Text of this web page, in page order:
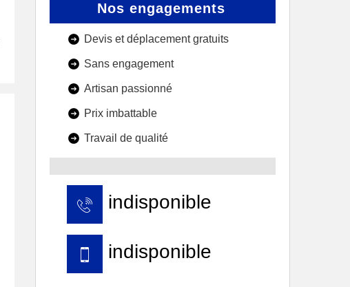
Nos engagements
Devis et déplacement gratuits
Sans engagement
Artisan passionné
Prix imbattable
Travail de qualité
indisponible
indisponible